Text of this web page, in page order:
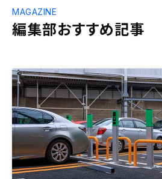
編集部おすすめ記事
MAGAZINE